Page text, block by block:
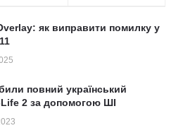
як виправити помилку у
повний український
2 за допомогою ШІ